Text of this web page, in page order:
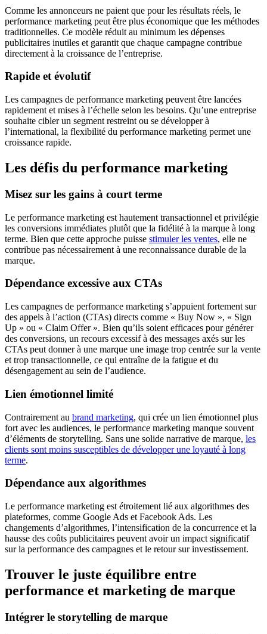
Comme les annonceurs ne paient que pour les résultats réels, le
performance marketing peut être plus économique que les méthodes
traditionnelles. Ce modèle réduit au minimum les dépenses
publicitaires inutiles et garantit que chaque campagne contribue
directement à la croissance de l’entreprise.
Rapide et évolutif
Les campagnes de performance marketing peuvent être lancées
rapidement et mises à l’échelle selon les besoins. Qu’une entreprise
souhaite cibler un segment restreint ou se développer à
l’international, la flexibilité du performance marketing permet une
croissance rapide.
Les défis du performance marketing
Misez sur les gains à court terme
Le performance marketing est hautement transactionnel et privilégie
les conversions immédiates plutôt que la fidélité à la marque à long
terme. Bien que cette approche puisse stimuler les ventes, elle ne
contribue pas nécessairement à une reconnaissance durable de la
marque.
Dépendance excessive aux CTAs
Les campagnes de performance marketing s’appuient fortement sur
des appels à l’action (CTAs) directs comme « Buy Now », « Sign
Up » ou « Claim Offer ». Bien qu’ils soient efficaces pour générer
des conversions, un recours excessif à des messages axés sur les
CTAs peut donner à une marque une image trop centrée sur la vente
et trop transactionnelle, ce qui entraîne de la fatigue et du
désengagement au sein de l’audience.
Lien émotionnel limité
Contrairement au brand marketing, qui crée un lien émotionnel plus
fort avec les audiences, le performance marketing manque souvent
d’éléments de storytelling. Sans une solide narrative de marque, les
clients sont moins susceptibles de développer une loyauté à long
terme.
Dépendance aux algorithmes
Le performance marketing est étroitement lié aux algorithmes des
plateformes, comme Google Ads et Facebook Ads. Les
changements d’algorithmes, l’intensification de la concurrence et la
hausse des coûts publicitaires peuvent avoir un impact significatif
sur la performance des campagnes et le retour sur investissement.
Trouver le juste équilibre entre
performance et marketing de marque
Intégrer le storytelling de marque